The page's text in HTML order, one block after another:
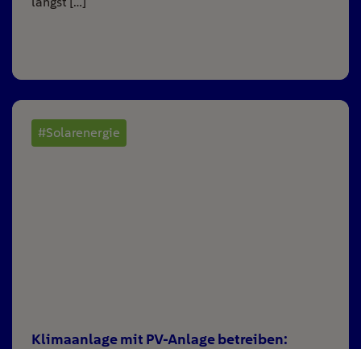
#Solarenergie
Klimaanlage mit PV-Anlage betreiben: